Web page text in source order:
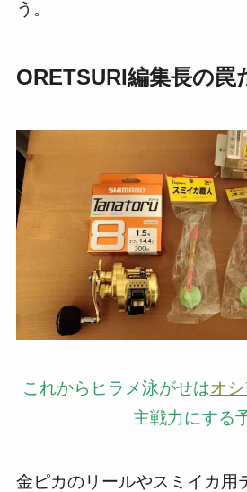
う。
ORETSURI編集長の罠
これからヒラメ泳がせはオ
主戦力にする
金ピカのリールやスミイカ用